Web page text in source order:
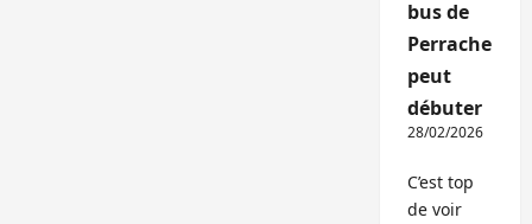
bus de
Perrache
peut
débuter
28/02/2026
C’est top
de voir